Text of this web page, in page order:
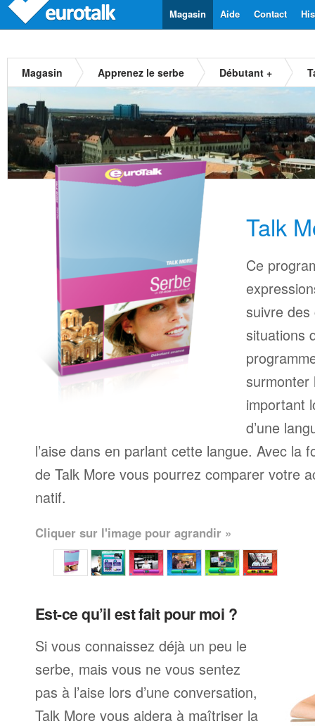
Contact
Aide
Magasin
Magasin Apprenez le serbe Débutant +
Talk
Ce
suivre
situations
surmonter
important
d’une
l’aise dans en parlant cette langue. Avec la
de Talk More vous pourrez comparer votre
natif.
Cliquer sur l'image pour agrandir »
Est-ce qu’il est fait pour moi ?
Si vous connaissez déjà un peu le
serbe, mais vous ne vous sentez
pas à l’aise lors d’une conversation,
Talk More vous aidera à maîtriser la